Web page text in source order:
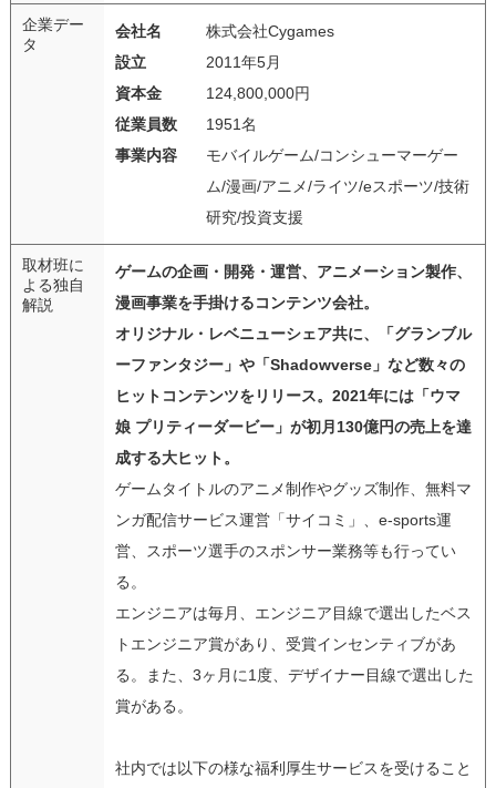
企業デー
タ
会社名
株式会社Cygames
設立
2011年5月
資本金
124,800,000円
従業員数
1951名
事業内容
モバイルゲーム/コンシューマーゲー
ム/漫画/アニメ/ライツ/eスポーツ/技術
研究/投資支援
取材班に
よる独自
解説
ゲームの企画・開発・運営、アニメーション製作、
漫画事業を手掛けるコンテンツ会社。
オリジナル・レベニューシェア共に、「グランブル
ーファンタジー」や「Shadowverse」など数々の
ヒットコンテンツをリリース。2021年には「ウマ
娘 プリティーダービー」が初月130億円の売上を達
成する大ヒット。
ゲームタイトルのアニメ制作やグッズ制作、無料マ
ンガ配信サービス運営「サイコミ」、e-sports運
営、スポーツ選手のスポンサー業務等も行ってい
る。
エンジニアは毎月、エンジニア目線で選出したベス
トエンジニア賞があり、受賞インセンティブがあ
る。また、3ヶ月に1度、デザイナー目線で選出した
賞がある。
社内では以下の様な福利厚生サービスを受けること